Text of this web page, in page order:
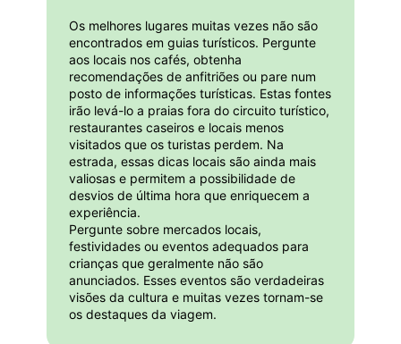
Os melhores lugares muitas vezes não são
encontrados em guias turísticos. Pergunte
aos locais nos cafés, obtenha
recomendações de anfitriões ou pare num
posto de informações turísticas. Estas fontes
irão levá-lo a praias fora do circuito turístico,
restaurantes caseiros e locais menos
visitados que os turistas perdem. Na
estrada, essas dicas locais são ainda mais
valiosas e permitem a possibilidade de
desvios de última hora que enriquecem a
experiência.
Pergunte sobre mercados locais,
festividades ou eventos adequados para
crianças que geralmente não são
anunciados. Esses eventos são verdadeiras
visões da cultura e muitas vezes tornam-se
os destaques da viagem.